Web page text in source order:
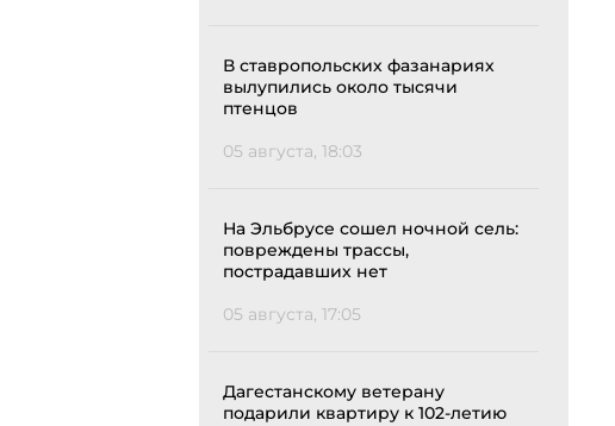
В ставропольских фазанариях
вылупились около тысячи
птенцов
05 августа, 18:03
На Эльбрусе сошел ночной сель:
повреждены трассы,
пострадавших нет
05 августа, 17:05
Дагестанскому ветерану
подарили квартиру к 102-летию